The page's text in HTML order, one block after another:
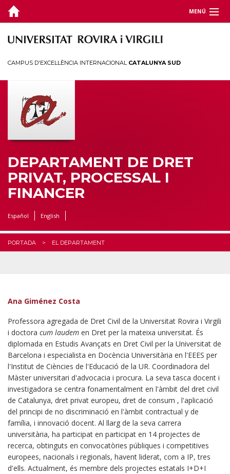
MENÚ
DEPARTAMENT
RECERCA
JORNADES I CONGRESSOS
TERRITORI
CAMPUS D'EXCEL·LÈNCIA INTERNACIONAL CATALUNYA SUD
DEPARTAMENT DE DRET
PRIVAT, PROCESSAL I
FINANCER
Español English
PORTADA EL DEPARTAMENT
Ana Giménez Costa
Professora agregada de Dret Civil de la Universitat Rovira i Virgili
i doctora cum laudem en Dret per la mateixa universitat. És
diplomada en Estudis Avançats en Dret Civil per la Universitat de
Barcelona i especialista en Docència Universitària en l'EEES per
l'Institut de Ciències de l'Educació de la UR. Coordinadora del
Màster universitari d'advocacia i procura. La seva tasca docent i
investigadora se centra fonamentalment en l'àmbit del dret civil
de Catalunya, dret privat europeu, dret de consum , l'aplicació
del principi de no discriminació en l'àmbit contractual y de
família, i innovació docent. Al llarg de la seva carrera
universitària, ha participat en participat en 14 projectes de
recerca, obtinguts en convocatòries públiques i competitives
europees, nacionals i regionals, havent liderat, com a IP, tres
d'ells. Actualment, és membre dels projectes estatals I+D+I